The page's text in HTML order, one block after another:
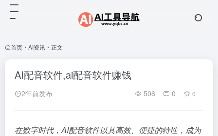
首页 • AI资讯 • 正文
AI配音软件,ai配音软件赚钱
2年前发布 506 0 0
在数字时代，AI配音软件以其高效、便捷的特性，成为